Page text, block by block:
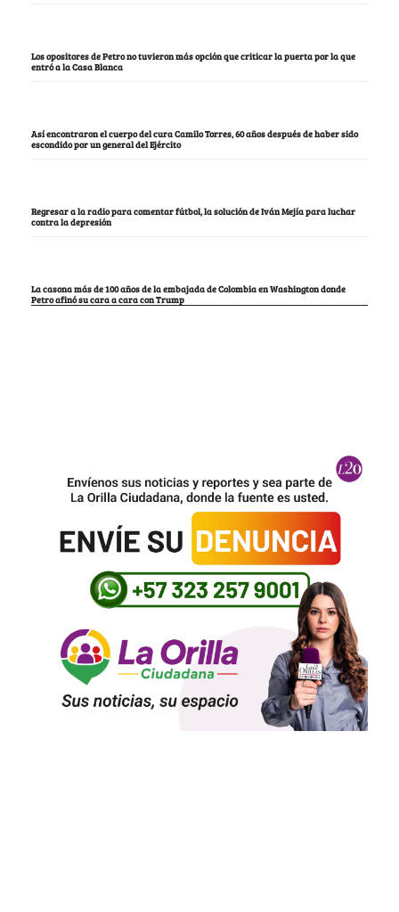
Los opositores de Petro no tuvieron más opción que criticar la puerta por la que
entró a la Casa Blanca
Así encontraron el cuerpo del cura Camilo Torres, 60 años después de haber sido
escondido por un general del Ejército
Regresar a la radio para comentar fútbol, la solución de Iván Mejía para luchar
contra la depresión
La casona más de 100 años de la embajada de Colombia en Washington donde
Petro afinó su cara a cara con Trump